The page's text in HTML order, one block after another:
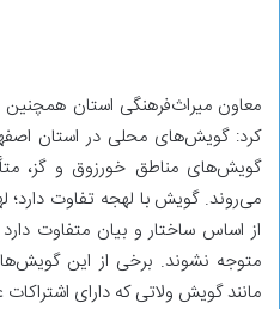
معاون میراث‌فرهنگی استان
کرد: گویش‌های محلی در استان
گویش‌های مناطق خورزوق و گز،
می‌روند. گویش با لهجه تفاوت دارد؛
از اساس ساختار و بیان متفاوت
متوجه نشوند. برخی از این گویش‌ها
مانند گویش ولاتی که دارای